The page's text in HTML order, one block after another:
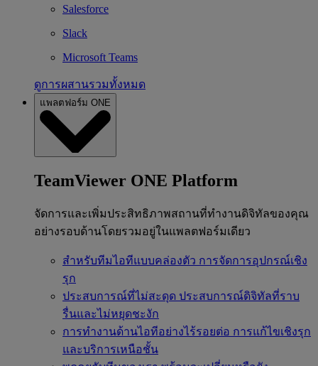
Salesforce
Slack
Microsoft Teams
ดูการผสานรวมทั้งหมด
แพลตฟอร์ม ONE
TeamViewer ONE Platform
จัดการและเพิ่มประสิทธิภาพสถานที่ทำงานดิจิทัลของคุณ
อย่างรอบด้านโดยรวมอยู่ในแพลตฟอร์มเดียว
สำหรับทีมไอทีแบบคล่องตัว การจัดการอุปกรณ์เชิง
รุก
ประสบการณ์ที่ไม่สะดุด ประสบการณ์ดิจิทัลที่ราบ
รื่นและไม่หยุดชะงัก
การทำงานด้านไอทีอย่างไร้รอยต่อ การแก้ไขเชิงรุก
และบริการเหนือชั้น